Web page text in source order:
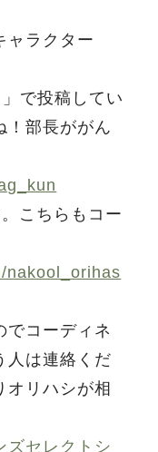
ャラクター
で投稿してい
！部長ががん
こちらもコー
nakool_orihas
でコーディネ
人は連絡くだ
オリハシが相
ズセレクトシ